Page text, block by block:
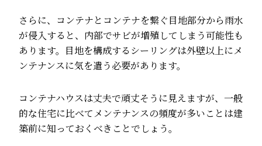
さらに、コンテナとコンテナを繋ぐ目地部分から雨水
が侵入すると、内部でサビが増殖してしまう可能性も
あります。目地を構成するシーリングは外壁以上にメ
ンテナンスに気を遣う必要があります。
コンテナハウスは丈夫で頑丈そうに見えますが、一般
的な住宅に比べてメンテナンスの頻度が多いことは建
築前に知っておくべきことでしょう。